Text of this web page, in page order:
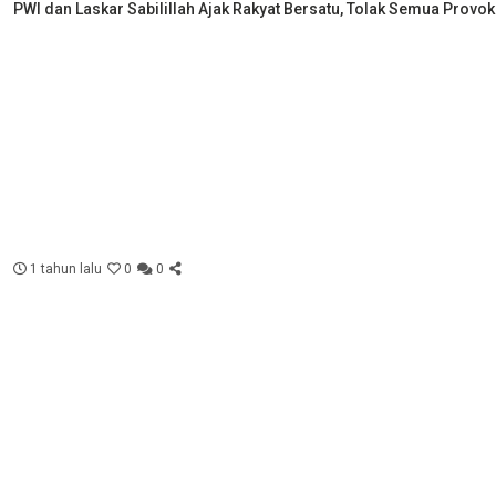
PWI dan Laskar Sabilillah Ajak Rakyat Bersatu, Tolak Semua
1 tahun lalu 0 0